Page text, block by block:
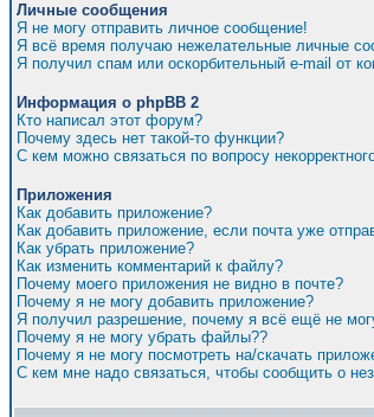
Личные сообщения
Я не могу отправить личное сообщение!
Я всё время получаю нежелательные личные
Я получил спам или оскорбительный e-mail от
Информация о phpBB 2
Кто написал этот форум?
Почему здесь нет такой-то функции?
С кем можно связаться по вопросу
Приложения
Как добавить приложение?
Как добавить приложение, если почта уже
Как убрать приложение?
Как изменить комментарий к файлу?
Почему моего приложения не видно в почте?
Почему я не могу добавить приложение?
Я получил разрешение, почему я всё ещё не
Почему я не могу убрать файлы??
Почему я не могу посмотреть на/скачать
С кем мне надо связаться, чтобы сообщить о